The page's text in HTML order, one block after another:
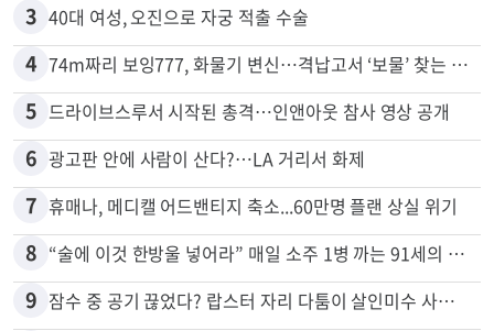
3 40대 여성, 오진으로 자궁 적출 수술
4 74m짜리 보잉777, 화물기 변신…격납고서 ‘보물’ 찾는 인천공항
5 드라이브스루서 시작된 총격…인앤아웃 참사 영상 공개
6 광고판 안에 사람이 산다?…LA 거리서 화제
7 휴매나, 메디캘 어드밴티지 축소...60만명 플랜 상실 위기
8 “술에 이것 한방울 넣어라” 매일 소주 1병 까는 91세의 철칙
9 잠수 중 공기 끊었다? 랍스터 자리 다툼이 살인미수 사건으로